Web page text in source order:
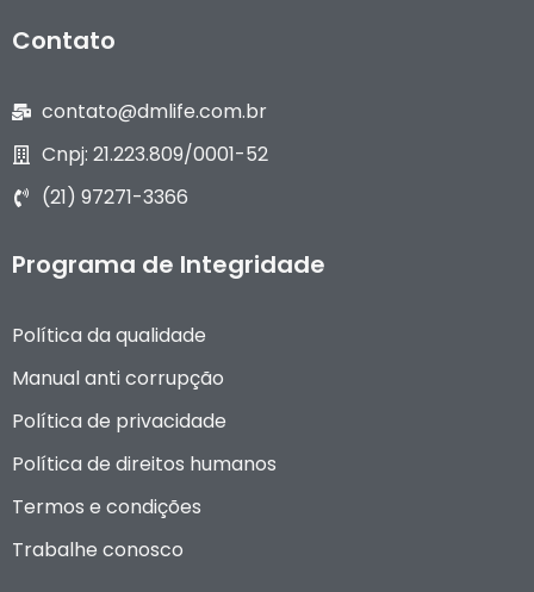
Contato
contato@dmlife.com.br
Cnpj: 21.223.809/0001-52
(21) 97271-3366
Programa de Integridade
Política da qualidade
Manual anti corrupção
Política de privacidade
Política de direitos humanos
Termos e condições
Trabalhe conosco
e
b
o
a
r
m